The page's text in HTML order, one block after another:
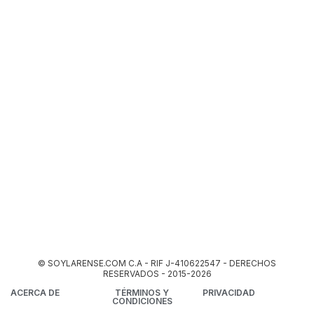
© SOYLARENSE.COM C.A - RIF J-410622547 - DERECHOS
RESERVADOS - 2015-2026
ACERCA DE
TÉRMINOS Y
CONDICIONES
PRIVACIDAD